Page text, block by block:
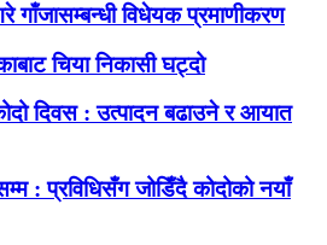
विधेयक प्रमाणीकरण
चिया निकासी घट्दो
दिवस : उत्पादन बढाउने र आयात
: प्रविधिसँग जोडिँदै कोदोको नयाँ